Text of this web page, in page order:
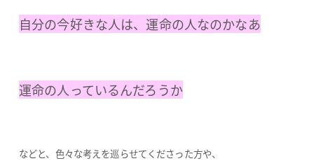
自分の今好きな人は、運命の人なのかなあ
運命の人っているんだろうか
などと、色々な考えを巡らせてくださった方や、